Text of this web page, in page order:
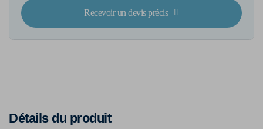
Recevoir un devis précis
Détails du produit